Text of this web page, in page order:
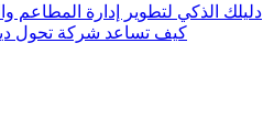
دليلك الذكي لتطوير إدارة المطاعم
كيف تساعد شركة تحول